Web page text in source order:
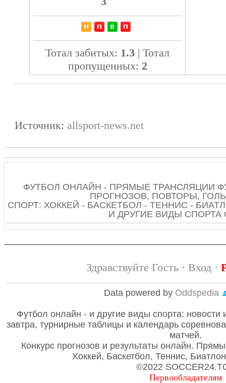
Тотал забитых: 1.3 | Тотал
пропущенных: 2
Источник: allsport-news.net
ФУТБОЛ ОНЛАЙН - ПРЯМЫЕ ТРАНСЛЯЦИИ
ПРОГНОЗОВ, ПОВТОРЫ,
СПОРТ: ХОККЕЙ - БАСКЕТБОЛ - ТЕННИС -
И ДРУГИЕ ВИДЫ СПОРТА
Здравствуйте Гость · Вход·
Data powered by Oddspedia
Футбол онлайн - и другие виды спорта: новости
завтра, турнирные таблицы и календарь
матчей.
Конкурс прогнозов и результаты онлайн.
Хоккей, Баскетбол, Теннис,
©2022
Первообладателям